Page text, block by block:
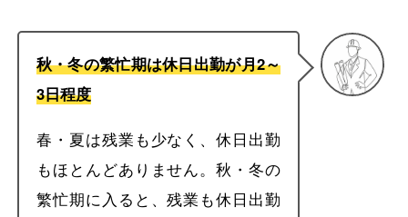
秋・冬の繁忙期は休日出勤が月2～
3日程度
春・夏は残業も少なく、休日出勤
もほとんどありません。秋・冬の
繁忙期に入ると、残業も休日出勤